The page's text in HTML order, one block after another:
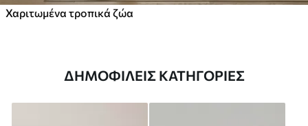
Χαριτωμένα τροπικά ζώα
ΔΗΜΟΦΙΛΕΊΣ ΚΑΤΗΓΟΡΊΕΣ